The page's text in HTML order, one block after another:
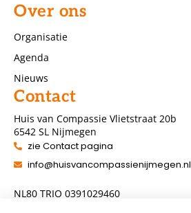
Over ons
Organisatie
Agenda
Nieuws
Contact
Huis van Compassie Vlietstraat 20b
6542 SL Nijmegen
zie Contact pagina
info@huisvancompassienijmegen.nl
NL80 TRIO 0391029460